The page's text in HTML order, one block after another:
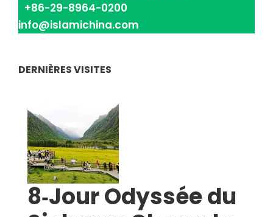
+86-29-8964-0200
info@islamichina.com
DERNIÈRES VISITES
8‑Jour Odyssée du